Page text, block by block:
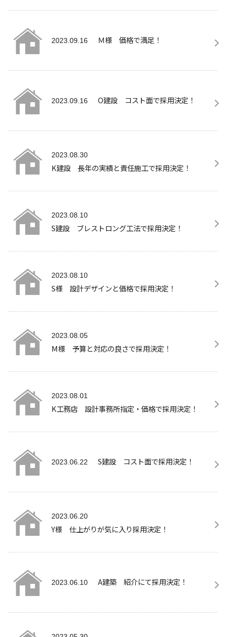
2023.09.16 Ｍ様 価格で満足！
2023.09.16 O建設 コスト面で採用決定！
2023.08.30
K建設 長年の実績と責任施工で採用決定！
2023.08.10
S建設 ブレストロング工法で採用決定！
2023.08.10
S様 設計デザインと価格で採用決定！
2023.08.05
M様 予算と対応の良さで採用決定！
2023.08.01
K工務店 設計事務所指定・価格で採用決定！
2023.06.22 S建設 コスト面で採用決定！
2023.06.20
Y様 仕上がりが気に入り採用決定！
2023.06.10 A建築 紹介にて採用決定！